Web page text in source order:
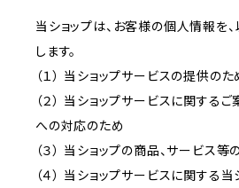
当ショップは、お客様の個人情報を
します。
（１） 当ショップサービスの提供のた
（２） 当ショップサービスに関する
への対応のため
（３） 当ショップの商品、サービス等
（４） 当ショップサービスに関する当